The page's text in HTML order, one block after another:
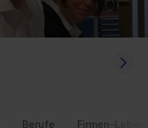
Berufe Firmen-